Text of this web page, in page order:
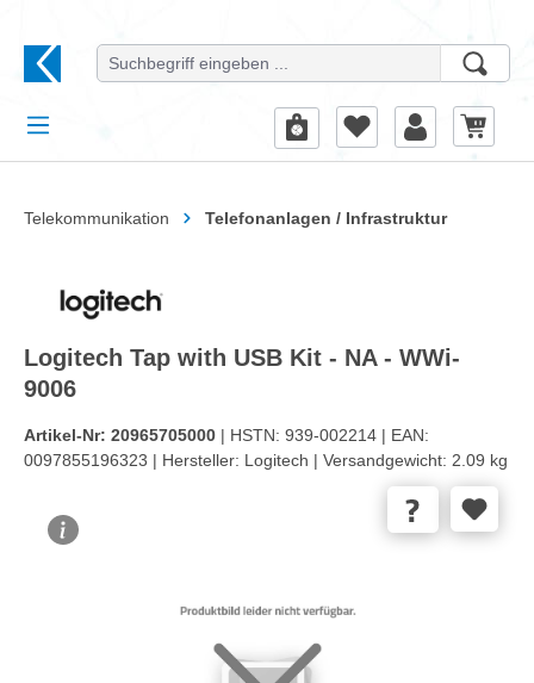
Telekommunikation Telefonanlagen / Infrastruktur
Logitech Tap with USB Kit - NA - WWi-
9006
Artikel-Nr: 20965705000 | HSTN: 939-002214 | EAN:
0097855196323 | Hersteller: Logitech | Versandgewicht: 2.09 kg